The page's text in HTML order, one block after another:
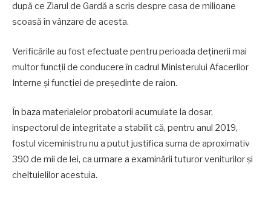
după ce Ziarul de Gardă a scris despre casa de milioane
scoasă în vânzare de acesta.
Verificările au fost efectuate pentru perioada deținerii mai
multor funcții de conducere în cadrul Ministerului Afacerilor
Interne și funcției de președinte de raion.
În baza materialelor probatorii acumulate la dosar,
inspectorul de integritate a stabilit că, pentru anul 2019,
fostul viceministru nu a putut justifica suma de aproximativ
390 de mii de lei, ca urmare a examinării tuturor veniturilor și
cheltuielilor acestuia.